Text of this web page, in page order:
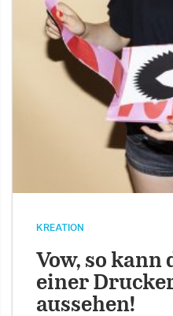
KREATION
Vow, so kann
einer
aussehen!